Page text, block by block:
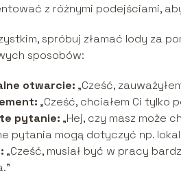
z różnymi podejściami,
spróbuj złamać lody za
sposobów:
otwarcie: „Cześć,
„Cześć, chciałem Ci tylko
pytanie: „Hej, czy masz może
pytania mogą dotyczyć np.
„Cześć, musiał być w pracy